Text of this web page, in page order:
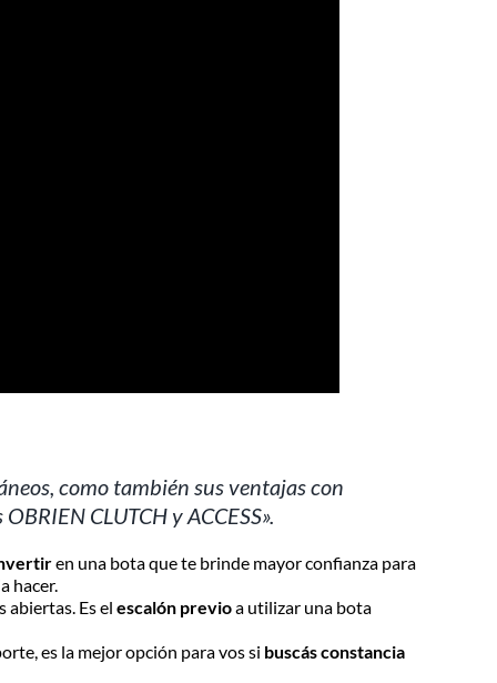
como también sus ventajas con
CLUTCH y ACCESS».
en una bota que te brinde mayor confianza para
hacer.
abiertas. Es el escalón previoa utilizar una bota
es la mejor opción para vos si buscás constancia